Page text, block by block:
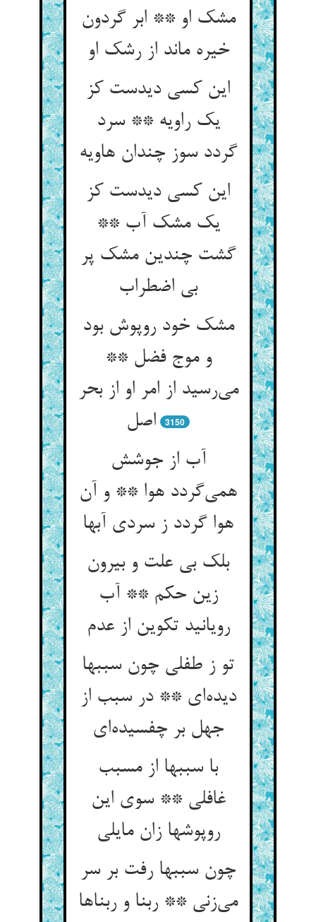
مشک او ** ابر گردون
خیره ماند از رشک او
این کسی دیدست کز
یک راویه ** سرد
گردد سوز چندان هاویه
این کسی دیدست کز
یک مشک آب **
گشت چندین مشک پر
بی اضطراب
مشک خود روپوش بود
و موج فضل **
می‌رسید از امر او از بحر
اصل
3150
آب از جوشش
همی‌گردد هوا ** و آن
هوا گردد ز سردی آبها
بلک بی علت و بیرون
زین حکم ** آب
رویانید تکوین از عدم
تو ز طفلی چون سببها
دیده‌ای ** در سبب از
جهل بر چفسیده‌ای
با سببها از مسبب
غافلی ** سوی این
روپوشها زان مایلی
چون سببها رفت بر سر
می‌زنی ** ربنا و ربناها